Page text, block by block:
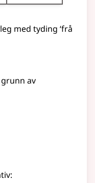
med tyding ‘frå
av